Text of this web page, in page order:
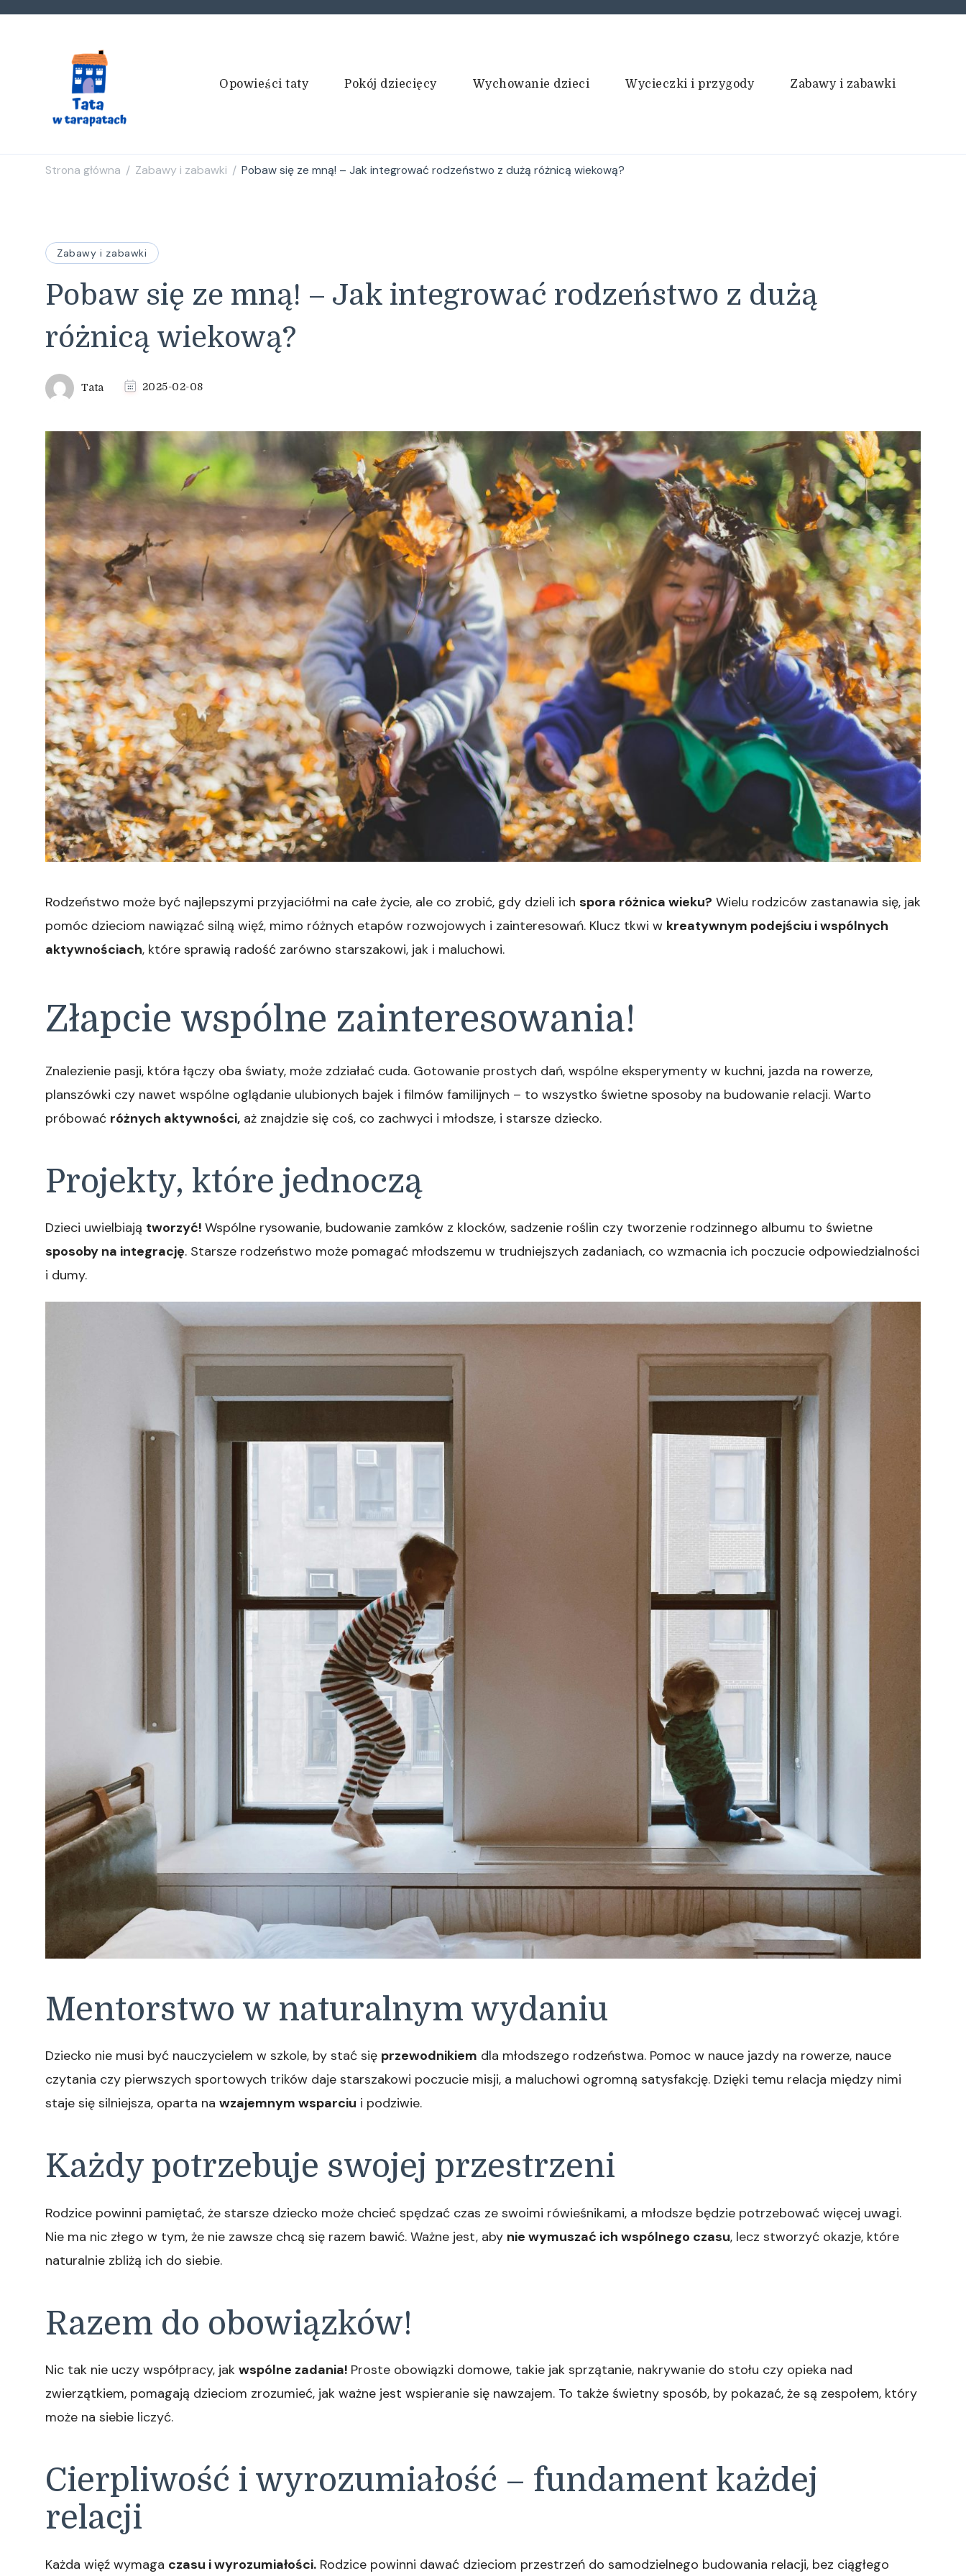
Tata w tarapatach
Opowieści taty Pokój dziecięcy Wychowanie dzieci Wycieczki i przygody Zabawy i zabawki
Strona główna / Zabawy i zabawki / Pobaw się ze mną! – Jak integrować rodzeństwo z dużą różnicą wiekową?
Zabawy i zabawki
Pobaw się ze mną! – Jak integrować rodzeństwo z dużą
różnicą wiekową?
Tata 2025-02-08
Rodzeństwo może być najlepszymi przyjaciółmi na całe życie, ale co zrobić, gdy dzieli ich spora różnica wieku? Wielu rodziców zastanawia się, jak
pomóc dzieciom nawiązać silną więź, mimo różnych etapów rozwojowych i zainteresowań. Klucz tkwi w kreatywnym podejściu i wspólnych
aktywnościach, które sprawią radość zarówno starszakowi, jak i maluchowi.
Złapcie wspólne zainteresowania!
Znalezienie pasji, która łączy oba światy, może zdziałać cuda. Gotowanie prostych dań, wspólne eksperymenty w kuchni, jazda na rowerze,
planszówki czy nawet wspólne oglądanie ulubionych bajek i filmów familijnych – to wszystko świetne sposoby na budowanie relacji. Warto
próbować różnych aktywności, aż znajdzie się coś, co zachwyci i młodsze, i starsze dziecko.
Projekty, które jednoczą
Dzieci uwielbiają tworzyć! Wspólne rysowanie, budowanie zamków z klocków, sadzenie roślin czy tworzenie rodzinnego albumu to świetne
sposoby na integrację. Starsze rodzeństwo może pomagać młodszemu w trudniejszych zadaniach, co wzmacnia ich poczucie odpowiedzialności
i dumy.
Mentorstwo w naturalnym wydaniu
Dziecko nie musi być nauczycielem w szkole, by stać się przewodnikiem dla młodszego rodzeństwa. Pomoc w nauce jazdy na rowerze, nauce
czytania czy pierwszych sportowych trików daje starszakowi poczucie misji, a maluchowi ogromną satysfakcję. Dzięki temu relacja między nimi
staje się silniejsza, oparta na wzajemnym wsparciu i podziwie.
Każdy potrzebuje swojej przestrzeni
Rodzice powinni pamiętać, że starsze dziecko może chcieć spędzać czas ze swoimi rówieśnikami, a młodsze będzie potrzebować więcej uwagi.
Nie ma nic złego w tym, że nie zawsze chcą się razem bawić. Ważne jest, aby nie wymuszać ich wspólnego czasu, lecz stworzyć okazje, które
naturalnie zbliżą ich do siebie.
Razem do obowiązków!
Nic tak nie uczy współpracy, jak wspólne zadania! Proste obowiązki domowe, takie jak sprzątanie, nakrywanie do stołu czy opieka nad
zwierzątkiem, pomagają dzieciom zrozumieć, jak ważne jest wspieranie się nawzajem. To także świetny sposób, by pokazać, że są zespołem, który
może na siebie liczyć.
Cierpliwość i wyrozumiałość – fundament każdej
relacji
Każda więź wymaga czasu i wyrozumiałości. Rodzice powinni dawać dzieciom przestrzeń do samodzielnego budowania relacji, bez ciągłego